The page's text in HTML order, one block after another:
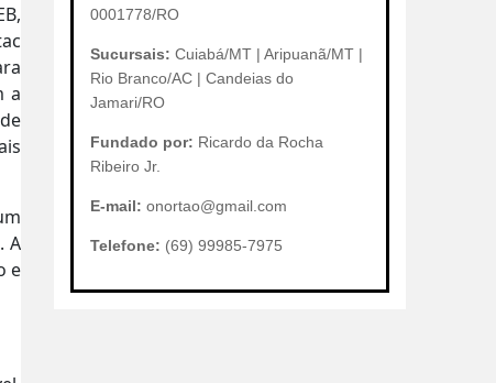
a
A
e
0001778/RO
Sucursais: Cuiabá/MT | Aripuanã/MT |
Rio Branco/AC | Candeias do
Jamari/RO
Fundado por: Ricardo da Rocha
Ribeiro Jr.
E-mail: onortao@gmail.com
Telefone: (69) 99985-7975